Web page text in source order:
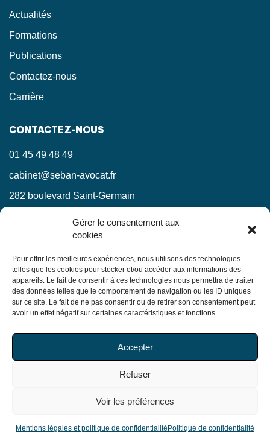
Gérer le consentement aux
cookies
Pour offrir les meilleures expériences, nous utilisons des technologies
telles que les cookies pour stocker et/ou accéder aux informations des
appareils. Le fait de consentir à ces technologies nous permettra de traiter
des données telles que le comportement de navigation ou les ID uniques
sur ce site. Le fait de ne pas consentir ou de retirer son consentement peut
avoir un effet négatif sur certaines caractéristiques et fonctions.
Accepter
Refuser
Voir les préférences
Mentions légales et politique de confidentialité Politique de confidentialité
Actualités
Formations
Publications
Contactez-nous
Carrière
CONTACTEZ-NOUS
01 45 49 48 49
cabinet@seban-avocat.fr
282 boulevard Saint-Germain
RESTEZ INFORMÉS !
Ne manquez pas nos actualités juridiques.
En soumettant ce formulaire, j’accepte que mes
informations soient utilisées exclusivement dans le cadre
de ma demande, conformément à la
© Copyright 2026 Seban Avocats. Tous droits réservés
Mentions légales et politique de confidentialité